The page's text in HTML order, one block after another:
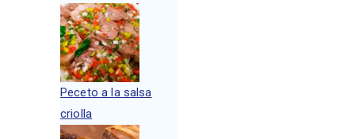
Peceto a la salsa
criolla